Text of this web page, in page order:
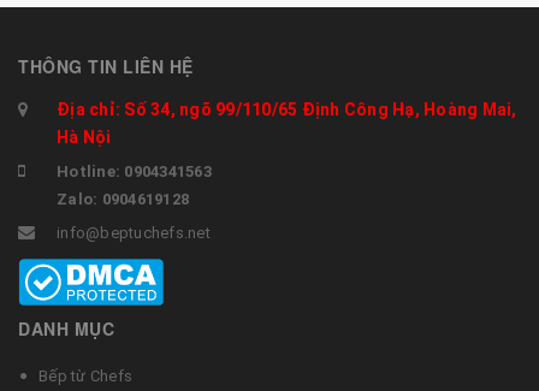
THÔNG TIN LIÊN HỆ
Địa chỉ: Số 34, ngõ 99/110/65 Định Công Hạ, Hoàng Mai,
Hà Nội
Hotline: 0904341563
Zalo: 0904619128
info@beptuchefs.net
DANH MỤC
Bếp từ Chefs